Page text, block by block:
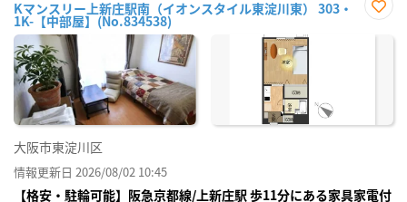
Kマンスリー上新庄駅南（イオンスタイル東淀川東） 303・
1K-【中部屋】(No.834538)
に入
大阪市東淀川区
情報更新日 2026/08/02 10:45
【格安・駐輪可能】阪急京都線/上新庄駅 歩11分にある家具家電付